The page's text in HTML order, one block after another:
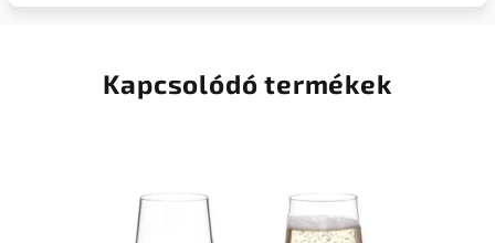
Kapcsolódó termékek